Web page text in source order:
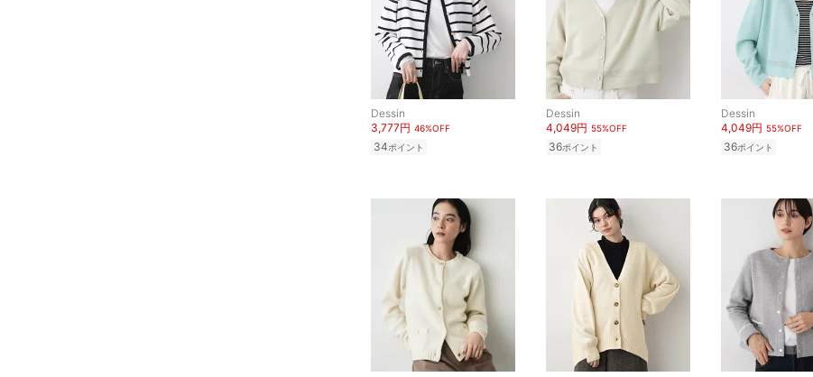
Dessin
3,777円 46%OFF
34ポイント
Dessin
4,049円 55%OFF
36ポイント
Dessin
4,049円 55%OFF
36ポイント